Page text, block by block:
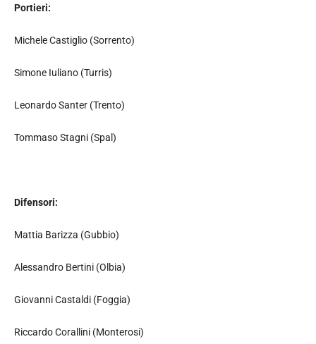
Portieri:
Michele Castiglio (Sorrento)
Simone Iuliano (Turris)
Leonardo Santer (Trento)
Tommaso Stagni (Spal)
Difensori:
Mattia Barizza (Gubbio)
Alessandro Bertini (Olbia)
Giovanni Castaldi (Foggia)
Riccardo Corallini (Monterosi)